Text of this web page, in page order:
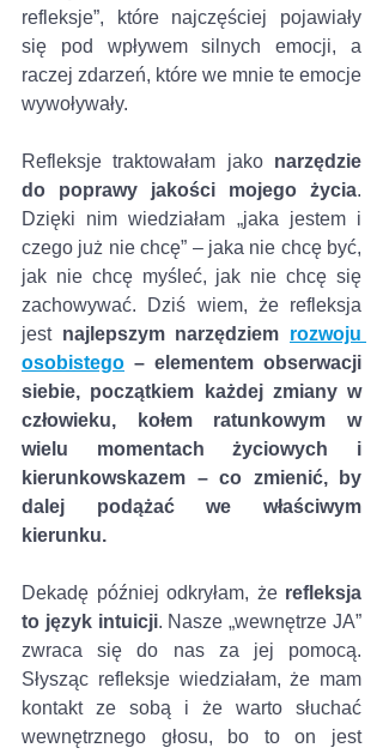
refleksje”, które najczęściej pojawiały
się pod wpływem silnych emocji, a
raczej zdarzeń, które we mnie te emocje
wywoływały.
Refleksje traktowałam jako narzędzie
do poprawy jakości mojego życia.
Dzięki nim wiedziałam „jaka jestem i
czego już nie chcę” – jaka nie chcę być,
jak nie chcę myśleć, jak nie chcę się
zachowywać. Dziś wiem, że refleksja
jest najlepszym narzędziem rozwoju
osobistego – elementem obserwacji
siebie, początkiem każdej zmiany w
człowieku, kołem ratunkowym w
wielu momentach życiowych i
kierunkowskazem – co zmienić, by
dalej podążać we właściwym
kierunku.
Dekadę później odkryłam, że refleksja
to język intuicji. Nasze „wewnętrze JA”
zwraca się do nas za jej pomocą.
Słysząc refleksje wiedziałam, że mam
kontakt ze sobą i że warto słuchać
wewnętrznego głosu, bo to on jest